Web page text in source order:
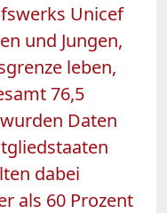
Unicef
und Jungen,
leben,
76,5
Daten
dabei
als 60 Prozent